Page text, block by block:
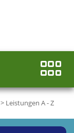
> Leistungen A - Z